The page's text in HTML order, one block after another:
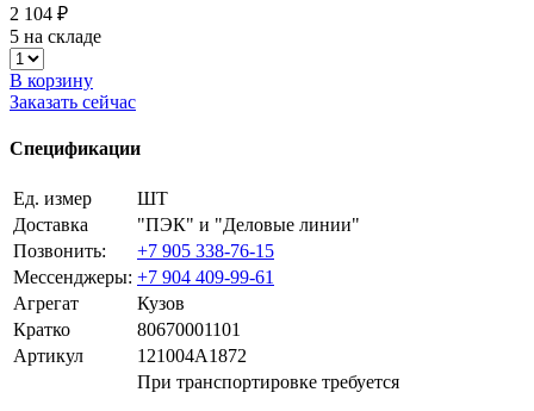
2 104 ₽
5 на складе
В корзину
Заказать сейчас
Спецификации
Ед. измер
ШТ
Доставка
"ПЭК" и "Деловые линии"
Позвонить:
+7 905 338-76-15
Мессенджеры: +7 904 409-99-61
Агрегат
Кузов
Кратко
80670001101
Артикул
121004A1872
При транспортировке требуется